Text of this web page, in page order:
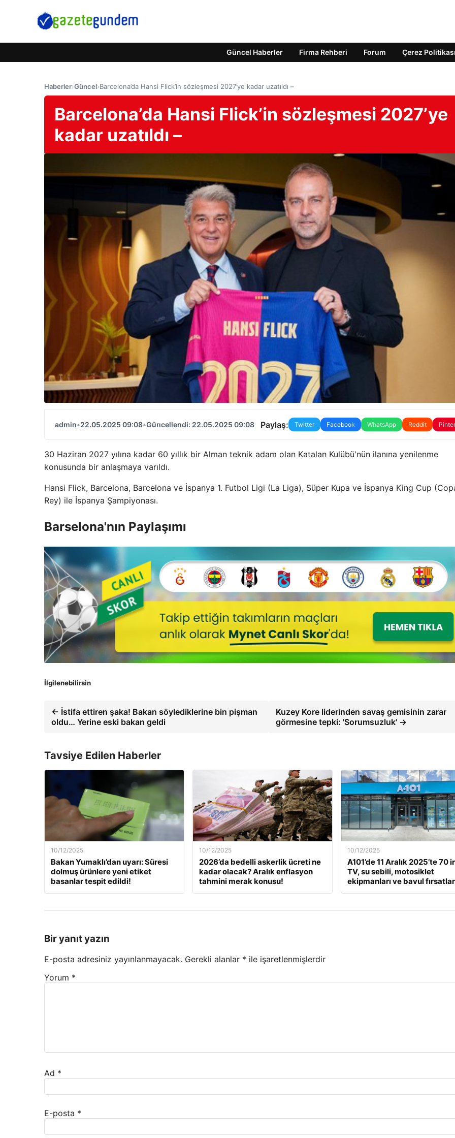
Güncel Haberler Firma Rehberi Forum Çerez Politikası
Haberler›Güncel›Barcelona’da Hansi Flick’in sözleşmesi 2027’ye kadar uzatıldı –
Barcelona’da Hansi Flick’in sözleşmesi 2027’ye
kadar uzatıldı –
admin•22.05.2025 09:08•Güncellendi: 22.05.2025 09:08 Paylaş: Twitter Facebook WhatsApp Reddit
30 Haziran 2027 yılına kadar 60 yıllık bir Alman teknik adam olan Katalan Kulübü'nün ilanına yenilenme
konusunda bir anlaşmaya varıldı.
Hansi Flick, Barcelona, ​​Barcelona ve İspanya 1. Futbol Ligi (La Liga), Süper Kupa ve İspanya King Cup
Rey) ile İspanya Şampiyonası.
Barselona'nın Paylaşımı
İlgilenebilirsin
← İstifa ettiren şaka! Bakan söylediklerine bin pişman
oldu… Yerine eski bakan geldi
Kuzey Kore liderinden savaş gemisinin zarar
görmesine tepki: 'Sorumsuzluk' →
Tavsiye Edilen Haberler
10/12/2025
Bakan Yumaklı’dan uyarı: Süresi
dolmuş ürünlere yeni etiket
basanlar tespit edildi!
10/12/2025
2026’da bedelli askerlik ücreti ne
kadar olacak? Aralık enflasyon
tahmini merak konusu!
10/12/2025
A101’de 11 Aralık 2025’te 70
TV, su sebili, motosiklet
ekipmanları ve bavul
Bir yanıt yazın
E-posta adresiniz yayınlanmayacak. Gerekli alanlar * ile işaretlenmişlerdir
Yorum *
Ad *
E-posta *